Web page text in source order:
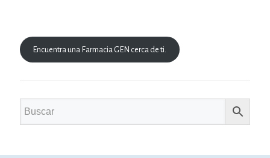
Encuentra una Farmacia GEN cerca de ti.